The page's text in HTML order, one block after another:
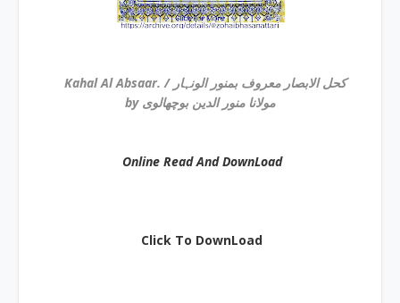
Kahal Al Absaar. / کحل الابصار معروف بمنور الونہار
by مولانا منور الدین بوچھالوی
Online Read And DownLoad
Click To DownLoad